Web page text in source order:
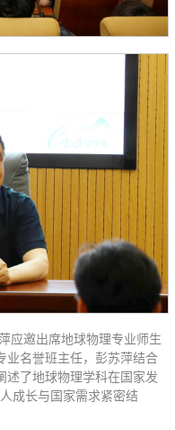
应邀出席地球物理专业师生
业名誉班主任，彭苏萍结合
述了地球物理学科在国家发
成长与国家需求紧密结